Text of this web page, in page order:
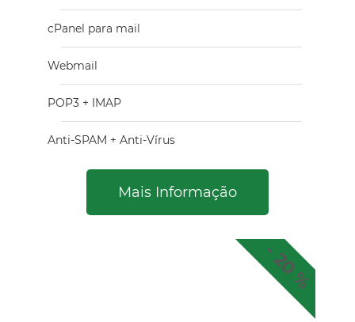
cPanel para mail
Webmail
POP3 + IMAP
Anti-SPAM + Anti-Vírus
Mais Informação
- 20 %